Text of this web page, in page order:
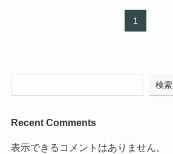
1
検索
Recent Comments
表示できるコメントはありません。